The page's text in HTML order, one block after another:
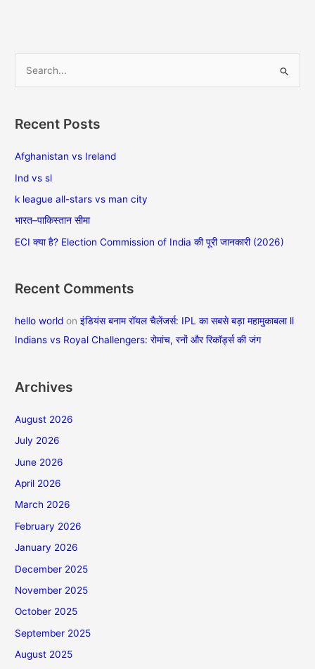
r
o
r
:
Recent Posts
Afghanistan vs Ireland
Ind vs sl
k league all-stars vs man city
भारत–पाकिस्तान सीमा
ECI क्या है? Election Commission of India की पूरी जानकारी (2026)
Recent Comments
hello world onइंडियंस बनाम रॉयल चैलेंजर्स: IPL का सबसे बड़ा महामुकाबला ll
Indians vs Royal Challengers: रोमांच, रनों और रिकॉर्ड्स की जंग
Archives
August 2026
July 2026
June 2026
April 2026
March 2026
February 2026
January 2026
December 2025
November 2025
October 2025
September 2025
August 2025